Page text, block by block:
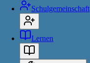
Schulgemeinschaft
Lernen